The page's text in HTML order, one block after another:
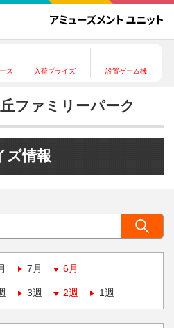
ス 入荷プライズ 設置ゲーム機
ファミリーパーク
ズ情報
7月 6月
3週 2週 1週